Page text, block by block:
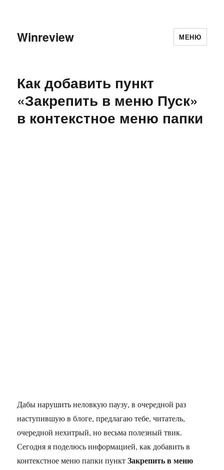
Winreview МЕНЮ
Как добавить пункт
«Закрепить в меню Пуск»
в контекстное меню папки
Дабы нарушить неловкую паузу, в очередной раз
наступившую в блоге, предлагаю тебе, читатель,
очередной нехитрый, но весьма полезный твик.
Сегодня я поделюсь информацией, как добавить в
контекстное меню папки пунктЗакрепить в меню